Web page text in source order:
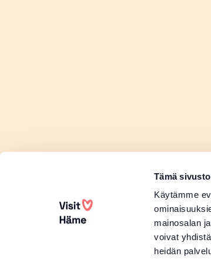
Tämä
Käytämme
mainosalan
voivat
heidän